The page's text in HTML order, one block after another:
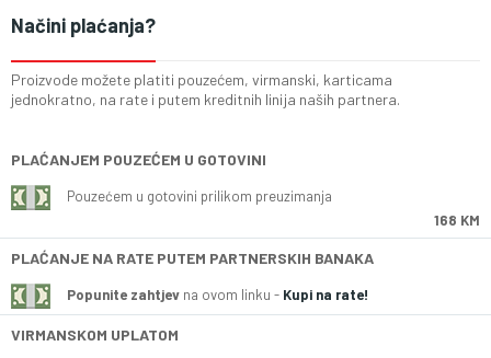
Načini plaćanja?
Proizvode možete platiti pouzećem, virmanski, karticama
jednokratno, na rate i putem kreditnih linija naših partnera.
PLAĆANJEM POUZEĆEM U GOTOVINI
Pouzećem u gotovini prilikom preuzimanja
168 KM
PLAĆANJE NA RATE PUTEM PARTNERSKIH BANAKA
Popunite zahtjev na ovom linku - Kupi na rate!
VIRMANSKOM UPLATOM